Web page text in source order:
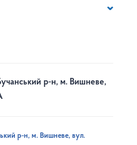
р-н, м. Вишневе,
р-н, м. Вишневе, вул.